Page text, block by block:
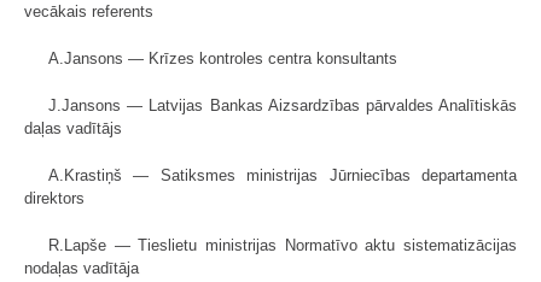
vecākais referents
A.Jansons — Krīzes kontroles centra konsultants
J.Jansons — Latvijas Bankas Aizsardzības pārvaldes Analītiskās
daļas vadītājs
A.Krastiņš — Satiksmes ministrijas Jūrniecības departamenta
direktors
R.Lapše — Tieslietu ministrijas Normatīvo aktu sistematizācijas
nodaļas vadītāja